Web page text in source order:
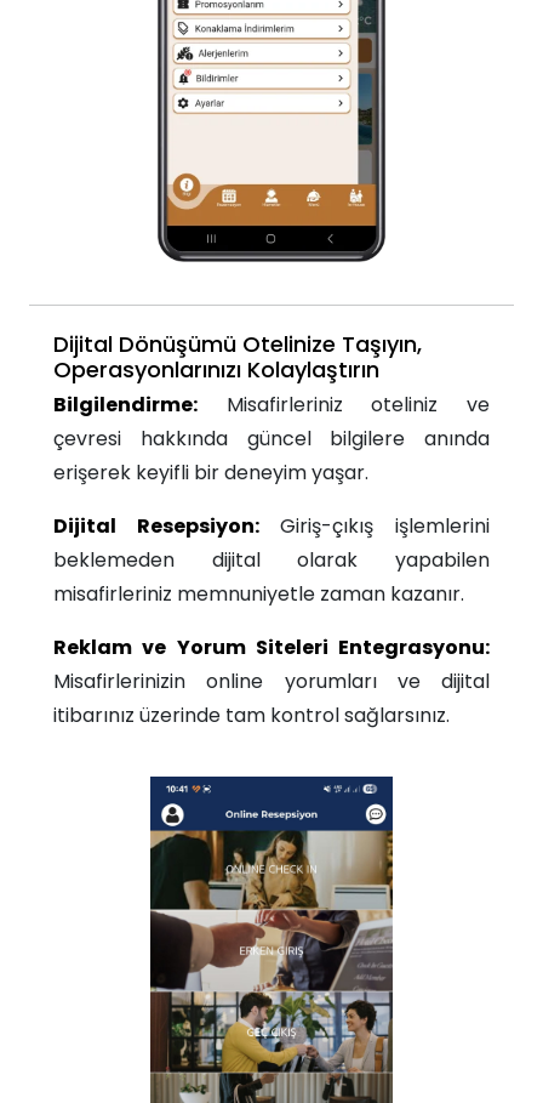
Dijital Dönüşümü Otelinize Taşıyın,
Operasyonlarınızı Kolaylaştırın
Bilgilendirme: Misafirleriniz oteliniz ve
çevresi hakkında güncel bilgilere anında
erişerek keyifli bir deneyim yaşar.
Dijital Resepsiyon:Giriş-çıkış işlemlerini
beklemeden dijital olarak yapabilen
misafirleriniz memnuniyetle zaman kazanır.
Reklam ve Yorum Siteleri Entegrasyonu:
Misafirlerinizin online yorumları ve dijital
itibarınız üzerinde tam kontrol sağlarsınız.